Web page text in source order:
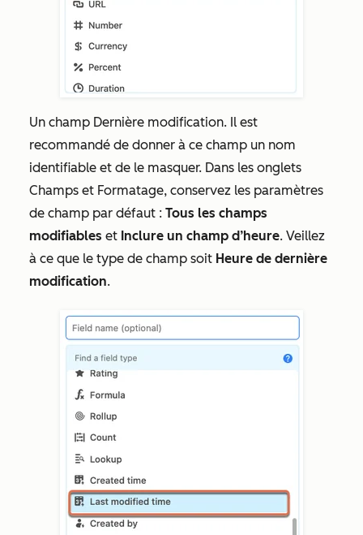
Un champ Dernière modification. Il est
recommandé de donner à ce champ un nom
identifiable et de le masquer. Dans les onglets
Champs et Formatage, conservez les paramètres
de champ par défaut : Tous les champs
modifiables et Inclure un champ d’heure. Veillez
à ce que le type de champ soit Heure de dernière
modification.